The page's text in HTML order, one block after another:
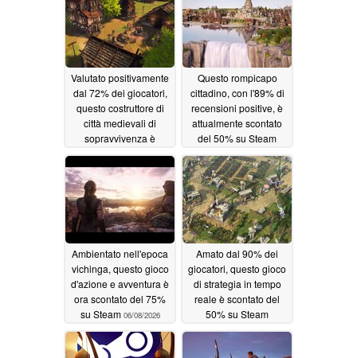
Valutato positivamente
dal 72% dei giocatori,
questo costruttore di
città medievali di
sopravvivenza è
scontato dell'80% su
Steam06/10/2026
Questo rompicapo
cittadino, con l'89% di
recensioni positive, è
attualmente scontato
del 50% su Steam
06/09/2026
Ambientato nell'epoca
vichinga, questo gioco
d'azione e avventura è
ora scontato del 75%
su Steam 06/08/2026
Amato dal 90% dei
giocatori, questo gioco
di strategia in tempo
reale è scontato del
50% su Steam
06/07/2026